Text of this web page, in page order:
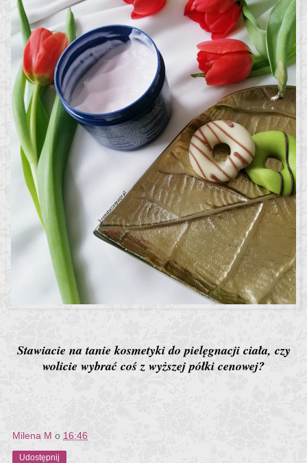
Stawiacie na tanie kosmetyki do pielęgnacji ciała, czy
wolicie wybrać coś z wyższej półki cenowej?
Milena M o 16:46
Udostępnij